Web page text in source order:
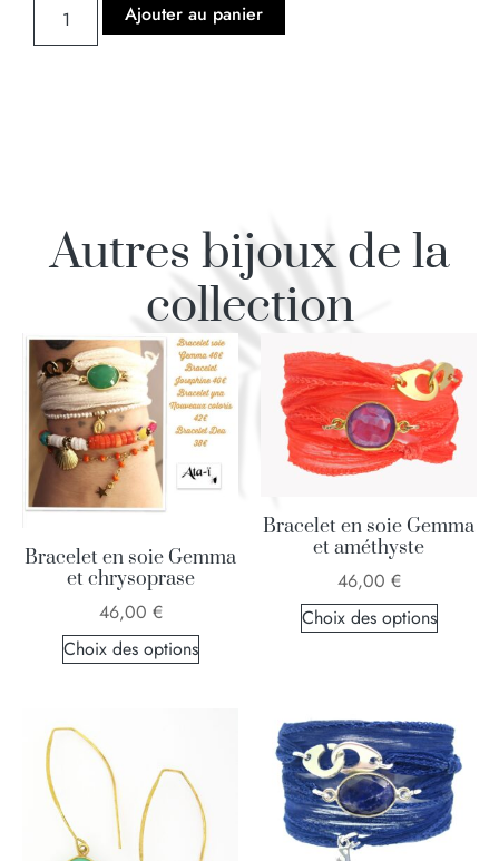
Ajouter au panier
Autres bijoux de la
collection
Bracelet en soie Gemma
et chrysoprase
46,00 €
Choix des options
Bracelet en soie Gemma
et améthyste
46,00 €
Choix des options